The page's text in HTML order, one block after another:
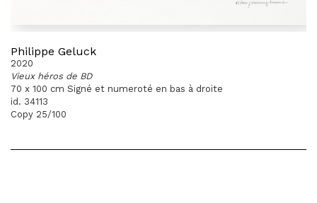
Philippe Geluck
2020
Vieux héros de BD
70 x 100 cm Signé et numeroté en bas à droite
id. 34113
Copy 25/100